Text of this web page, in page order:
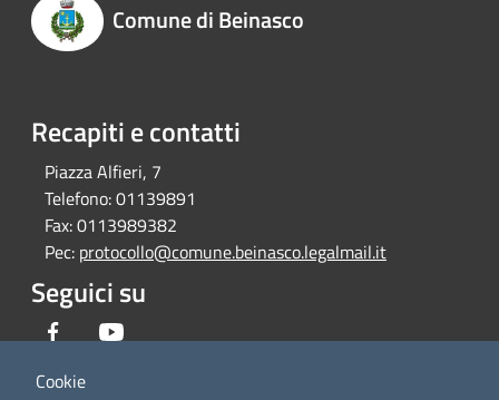
Comune di Beinasco
Recapiti e contatti
Piazza Alfieri, 7
Telefono:01139891
Fax:0113989382
Pec: protocollo@comune.beinasco.legalmail.it
Seguici su
Facebook
Cookie